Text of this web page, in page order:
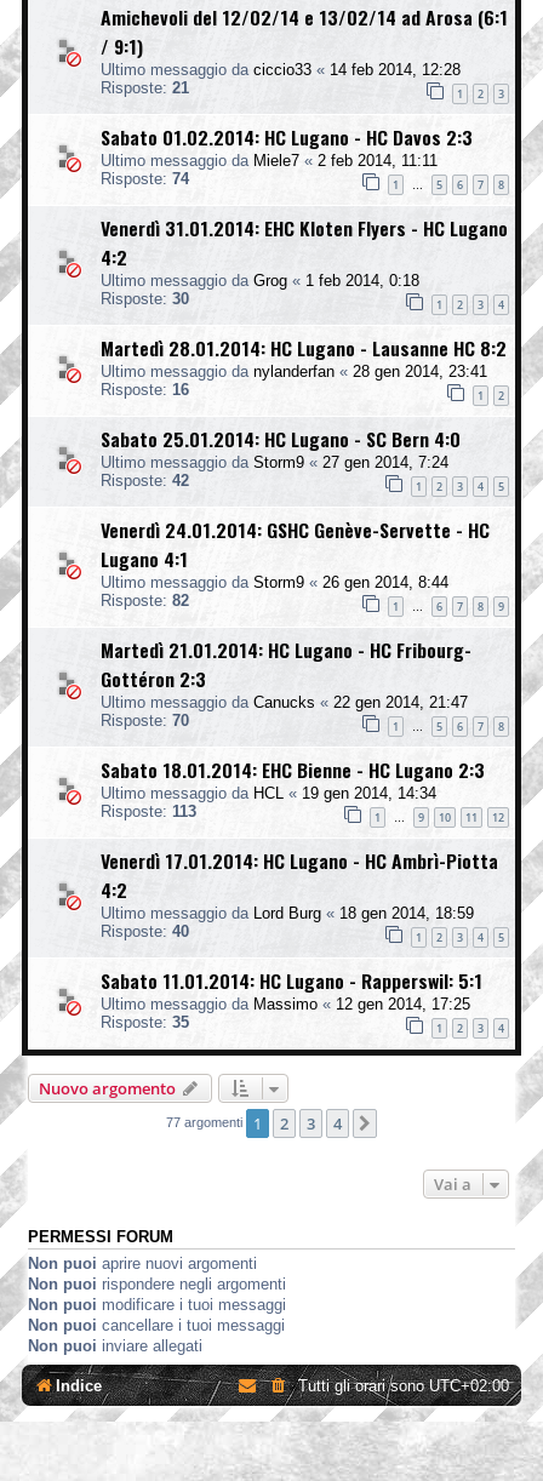
Amichevoli del 12/02/14 e 13/02/14 ad Arosa (6:1
/ 9:1)
Ultimo messaggio da ciccio33 « 14 feb 2014, 12:28
Risposte: 21 1 2 3
Sabato 01.02.2014: HC Lugano - HC Davos 2:3
Ultimo messaggio da Miele7 « 2 feb 2014, 11:11
Risposte: 74 1 … 5 6 7 8
Venerdì 31.01.2014: EHC Kloten Flyers - HC Lugano
4:2
Ultimo messaggio da Grog « 1 feb 2014, 0:18
Risposte: 30 1 2 3 4
Martedì 28.01.2014: HC Lugano - Lausanne HC 8:2
Ultimo messaggio da nylanderfan « 28 gen 2014, 23:41
Risposte: 16 1 2
Sabato 25.01.2014: HC Lugano - SC Bern 4:0
Ultimo messaggio da Storm9 « 27 gen 2014, 7:24
Risposte: 42 1 2 3 4 5
Venerdì 24.01.2014: GSHC Genève-Servette - HC
Lugano 4:1
Ultimo messaggio da Storm9 « 26 gen 2014, 8:44
Risposte: 82 1 … 6 7 8 9
Martedì 21.01.2014: HC Lugano - HC Fribourg-
Gottéron 2:3
Ultimo messaggio da Canucks « 22 gen 2014, 21:47
Risposte: 70 1 … 5 6 7 8
Sabato 18.01.2014: EHC Bienne - HC Lugano 2:3
Ultimo messaggio da HCL « 19 gen 2014, 14:34
Risposte: 113 1 … 9 10 11 12
Venerdì 17.01.2014: HC Lugano - HC Ambrì-Piotta
4:2
Ultimo messaggio da Lord Burg « 18 gen 2014, 18:59
Risposte: 40 1 2 3 4 5
Sabato 11.01.2014: HC Lugano - Rapperswil: 5:1
Ultimo messaggio da Massimo « 12 gen 2014, 17:25
Risposte: 35 1 2 3 4
Nuovo argomento
77 argomenti 1 2 3 4
Vai a
PERMESSI FORUM
Non puoi aprire nuovi argomenti
Non puoi rispondere negli argomenti
Non puoi modificare i tuoi messaggi
Non puoi cancellare i tuoi messaggi
Non puoi inviare allegati
Indice Tutti gli orari sonoUTC+02:00